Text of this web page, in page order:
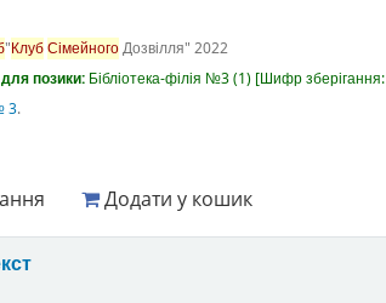
"КлубСімейногоДозвілля" 2022
позики: Бібліотека-філія №3(1) Шифр зберігання:
3.
Додати у кошик